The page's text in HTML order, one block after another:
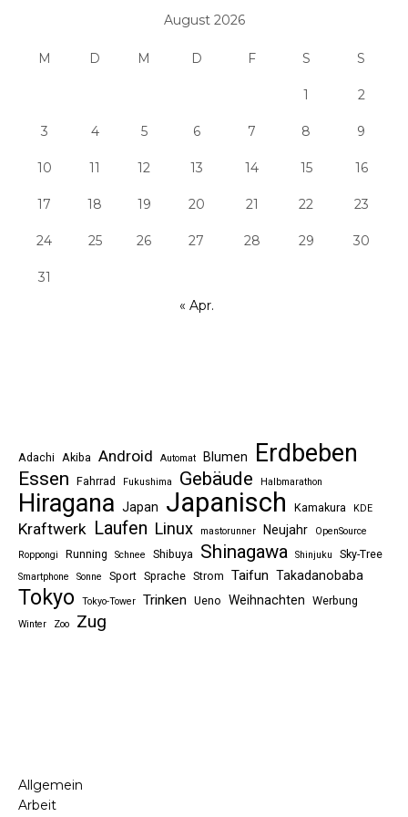
August 2026
M D M D F S S
1 2
3 4 5 6 7 8 9
10 11 12 13 14 15 16
17 18 19 20 21 22 23
24 25 26 27 28 29 30
31
« Apr.
Adachi Akiba Android Automat Blumen Erdbeben
Essen Fahrrad Fukushima Gebäude Halbmarathon
Hiragana Japan Japanisch Kamakura KDE
Kraftwerk Laufen Linux mastorunner Neujahr
OpenSource
Roppongi
Running Schnee Shibuya Shinagawa Shinjuku Sky-Tree
Smartphone Sonne Sport Sprache Strom Taifun Takadanobaba
Tokyo Tokyo-Tower Trinken Ueno Weihnachten Werbung
Winter Zoo Zug
Allgemein
Arbeit